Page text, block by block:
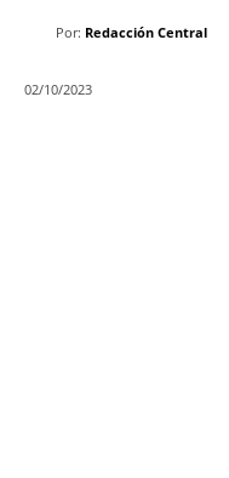
Por: Redacción Central
02/10/2023